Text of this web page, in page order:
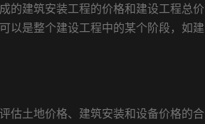
的建筑安装工程的价格和建设工程总价
以是整个建设工程中的某个阶段，如建
土地价格、建筑安装和设备价格的合